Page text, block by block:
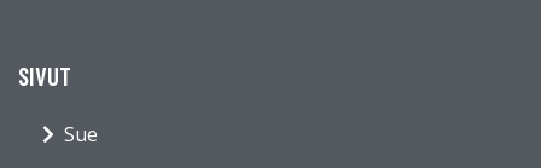
SIVUT
Sue